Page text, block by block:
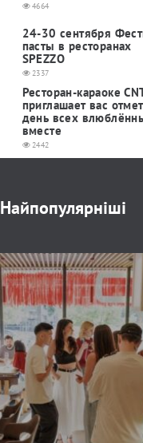
4664
24-30 cентября
пасты в ресторанах
SPEZZO
2337
Ресторан-караоке
приглашает вас
день всех
вместе
2442
Найпопулярніші